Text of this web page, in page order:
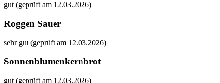
gut (geprüft am 12.03.2026)
Roggen Sauer
sehr gut (geprüft am 12.03.2026)
Sonnenblumenkernbrot
gut (geprüft am 12.03.2026)